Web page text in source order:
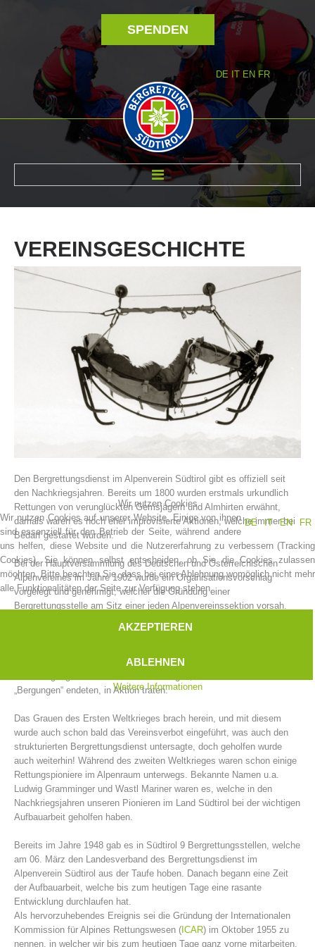
SPENDEN
DE IT EN FR
Vereinsgeschichte
Bergrettungsstellen
VEREINSGESCHICHTE
Den Bergrettungsdienst im Alpenverein Südtirol gibt es offiziell seit
den Nachkriegsjahren. Bereits um 1800 wurden erstmals urkundlich
Rettungen von verunglückten Gemsjägern und Almhirten erwähnt,
damals waren es noch eher improvisierte Aktionen, welche immer bei
Bedarf gestartet wurden.
Bei der Hauptversammlung des Deutschen und Österreichischen
Alpenvereines im Jahre 1902 wurde ein Organisationsvorschlag
vorgelegt und genehmigt, welcher die Gründung einer
Bergrettungsstelle am Sitz einer jeden Alpenvereinssektion vorsah.
So waren in den Jahren von 1902 bis 1914 in Südtirol nicht weniger
grünen Kreuz im Edelweiß“ waren es, welche damals mit den wenigen
„Bergungen“ endeten, in Aktion traten.
Das Grauen des Ersten Weltkrieges brach herein, und mit diesem
wurde auch schon bald das Vereinsverbot eingeführt, was auch den
strukturierten Bergrettungsdienst untersagte, doch geholfen wurde
auch weiterhin! Während des zweiten Weltkrieges waren schon einige
Rettungspioniere im Alpenraum unterwegs. Bekannte Namen u.a.
Ludwig Gramminger und Wastl Mariner waren es, welche in den
Nachkriegsjahren unseren Pionieren im Land Südtirol bei der wichtigen
Aufbauarbeit geholfen haben.
Bereits im Jahre 1948 gab es in Südtirol 9 Bergrettungsstellen, welche
am 06. März den Landesverband des Bergrettungsdienst im
Alpenverein Südtirol aus der Taufe hoben. Danach begann eine Zeit
der Aufbauarbeit, welche bis zum heutigen Tage eine rasante
Entwicklung durchlaufen hat.
Als hervorzuhebendes Ereignis sei die Gründung der Internationalen
Kommission für Alpines Rettungswesen (ICAR) im Oktober 1955 zu
nennen, in welcher wir bis zum heutigen Tage ganz vorne mitarbeiten.
Wir nutzen Cookies
DE
IT EN FR
Wir nutzen Cookies auf unserer Website. Einige von ihnen
sind essenziell für den Betrieb der Seite, während andere
uns helfen, diese Website und die Nutzererfahrung zu verbessern (Tracking
Cookies). Sie können selbst entscheiden, ob Sie die Cookies zulassen
möchten. Bitte beachten Sie, dass bei einer Ablehnung womöglich nicht mehr
alle Funktionalitäten der Seite zur Verfügung stehen.
AKZEPTIEREN
ABLEHNEN
Weitere Informationen